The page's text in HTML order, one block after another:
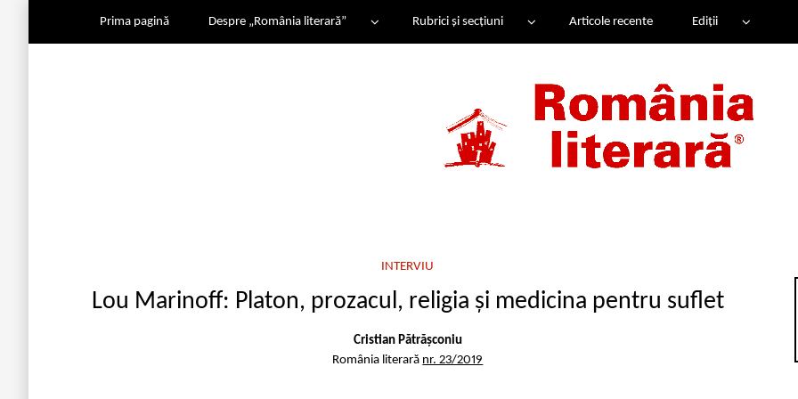
Prima pagină Despre „România literară” Rubrici și secțiuni Articole recente Ediții
INTERVIU
Lou Marinoff: Platon, prozacul, religia și medicina pentru suflet
Cristian Pătrășconiu
România literară nr. 23/2019